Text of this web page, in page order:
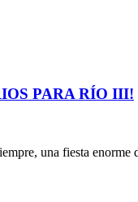
PARA RÍO III!
una fiesta enorme